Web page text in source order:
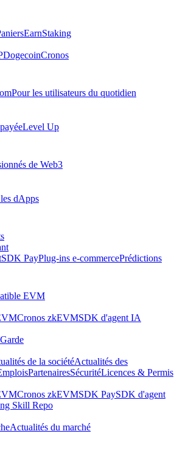
EarnStaking
DogecoinCronos
Pour les utilisateurs du quotidien
Level Up
de Web3
dApps
SDK PayPlug-ins e-commercePrédictions
EVM
Cronos zkEVMSDK d'agent IA
Garde
de la sociétéActualités des
PartenairesSécuritéLicences & Permis
Cronos zkEVMSDK PaySDK d'agent
Skill Repo
Actualités du marché